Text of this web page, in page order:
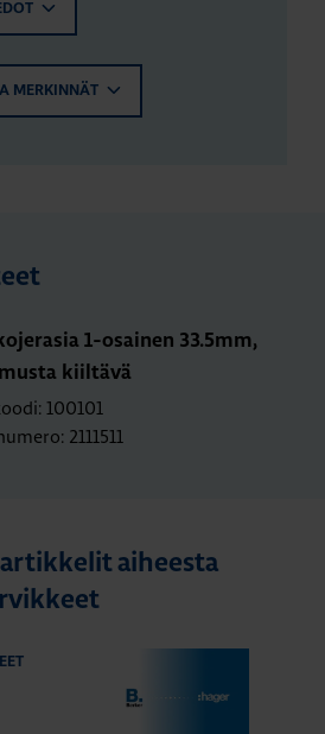
MERKINNÄT
1-osai­nen 33.5mm,
kiil­tä­vä
100101
2111511
aiheesta